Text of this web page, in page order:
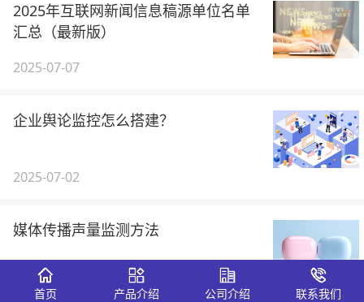
2025年互联网新闻信息稿源单位名单
汇总（最新版）
2025-07-07
企业舆论监控怎么搭建？
2025-07-02
媒体传播声量监测方法
2025-06-11
首页 产品介绍 公司介绍 联系我们